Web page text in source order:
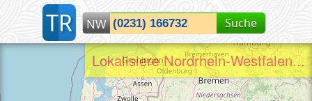
TR NW Suche
Lokalisiere Nordrhein-Westfalen...